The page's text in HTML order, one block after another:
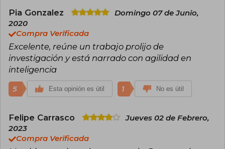
perspectiva literaria innovadora. Sus obras
descomponer las narrativas tradicionales,
proponiendo nuevas formas de abordar la
identidad y la historia.
Pia Gonzalez
Domingo 07 de Junio,
2020
Compra Verificada
Excelente, reúne un trabajo prolijo de
investigación y está narrado con agilidad en
inteligencia
5 Esta opinión es útil 1 No es útil
Felipe Carrasco
Jueves 02 de Febrero,
2023
Compra Verificada